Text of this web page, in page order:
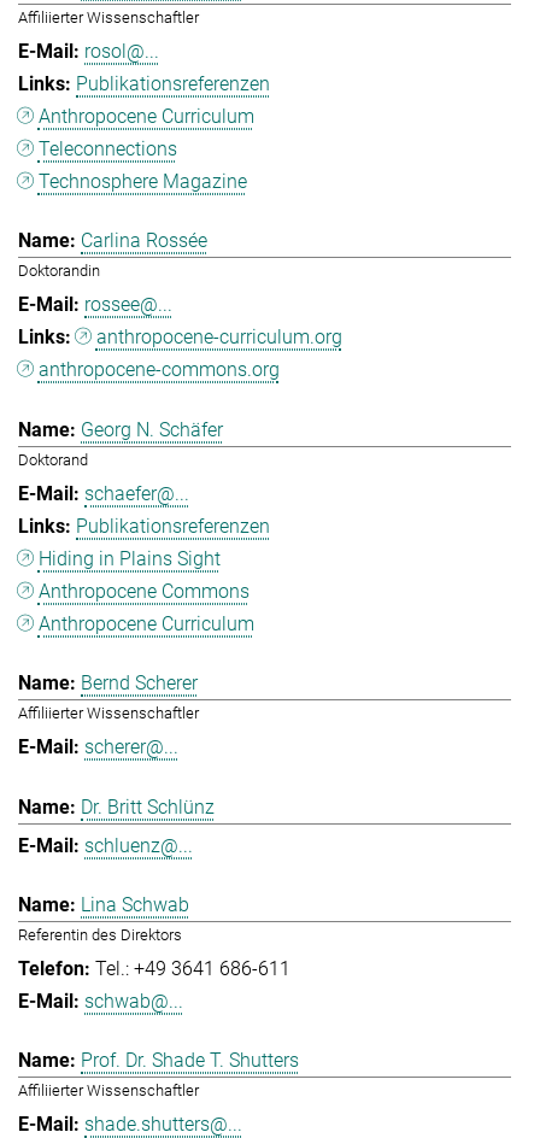
Affiliierter Wissenschaftler
rosol@...
Publikationsreferenzen
Anthropocene Curriculum
Teleconnections
Technosphere Magazine
Carlina Rossée
Doktorandin
rossee@...
anthropocene-curriculum.org
anthropocene-commons.org
Georg N. Schäfer
Doktorand
schaefer@...
Publikationsreferenzen
Hiding in Plains Sight
Anthropocene Commons
Anthropocene Curriculum
Bernd Scherer
Affiliierter Wissenschaftler
scherer@...
Dr. Britt Schlünz
schluenz@...
Lina Schwab
Referentin des Direktors
Tel.: +49 3641 686-611
schwab@...
Prof. Dr. Shade T. Shutters
Affiliierter Wissenschaftler
shade.shutters@...